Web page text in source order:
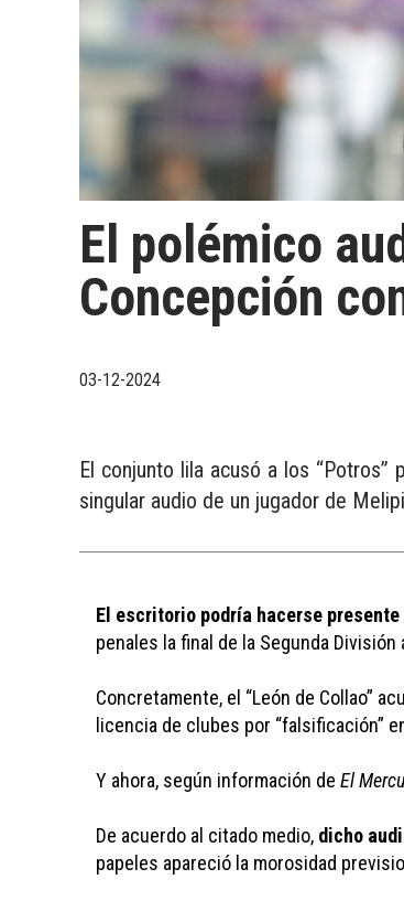
El polémico
Concepción
03-12-2024
El conjunto lila acusó a los
singular audio de un jugador de
El escritorio podría hacerse
penales la final de la Segunda División
Concretamente, el “León de Collao”
licencia de clubes por “falsificación”
Y ahora, según información de El
De acuerdo al citado medio, dicho
papeles apareció la morosidad